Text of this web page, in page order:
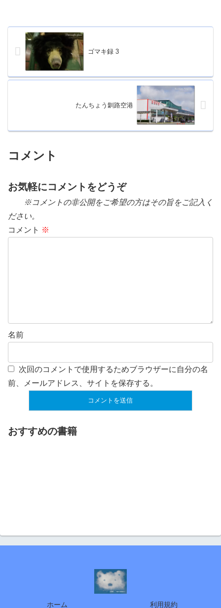
ゴマキ録 3
たんちょう釧路空港
コメント
お気軽にコメントをどうぞ
※コメントの非公開をご希望の方はその旨をご記入く
ださい。
コメント ※
名前
次回のコメントで使用するためブラウザーに自分の名
前、メールアドレス、サイトを保存する。
おすすめの書籍
ホーム 利用規約